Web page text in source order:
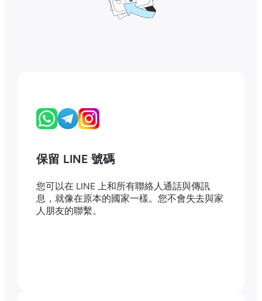
保留 LINE 號碼
您可以在 LINE 上和所有聯絡人通話與傳訊
息，就像在原本的國家一樣。您不會失去與家
人朋友的聯繫。